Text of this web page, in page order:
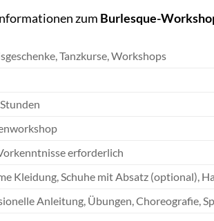
zum Burlesque-
Tanzkurse, Workshops
erforderlich
Kleidung, Schuhe mit Absatz (optional),
Anleitung, Übungen, Choreografie,